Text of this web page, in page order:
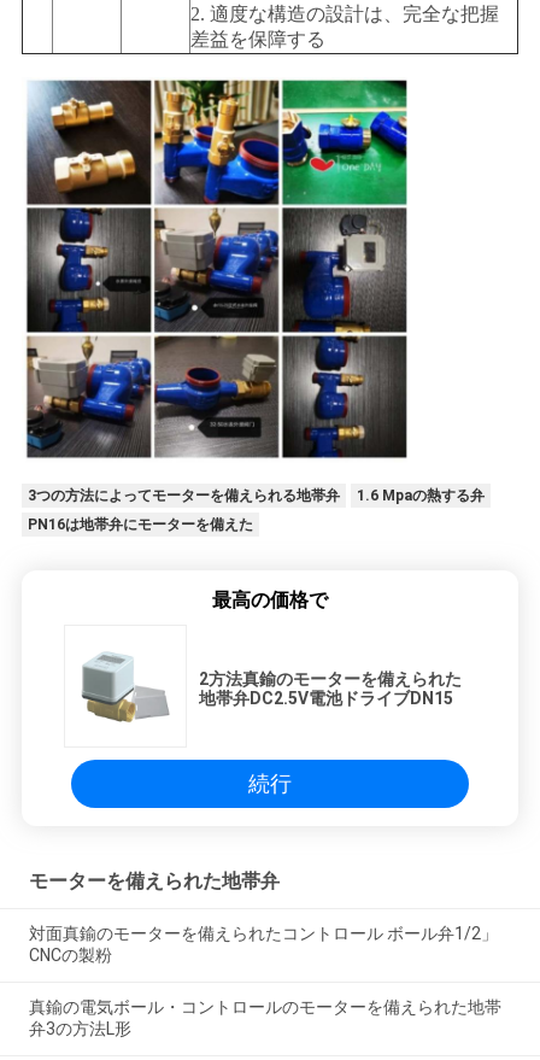
2. 適度な構造の設計は、完全な把握
差益を保障する
3つの方法によってモーターを備えられる地帯弁
1.6 Mpaの熱する弁
PN16は地帯弁にモーターを備えた
最高の価格で
2方法真鍮のモーターを備えられた
地帯弁DC2.5V電池ドライブDN15
続行
モーターを備えられた地帯弁
対面真鍮のモーターを備えられたコントロール ボール弁1/2」
CNCの製粉
真鍮の電気ボール・コントロールのモーターを備えられた地帯
弁3の方法L形